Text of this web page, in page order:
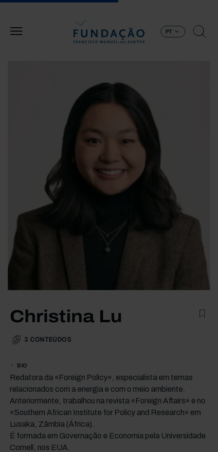
PT
Christina Lu
3 CONTEÚDOS
BIO
Redatora da «Foreign Policy», especialista em temas
relacionados com a energia e com o meio ambiente.
Anteriormente, trabalhou na revista «Foreign Affairs» e no
«Southern African Institute for Policy and Research» em
Lusaka, Zâmbia (África).
É formada em Governação e Economia pela Universidade
Cornell, nos EUA.